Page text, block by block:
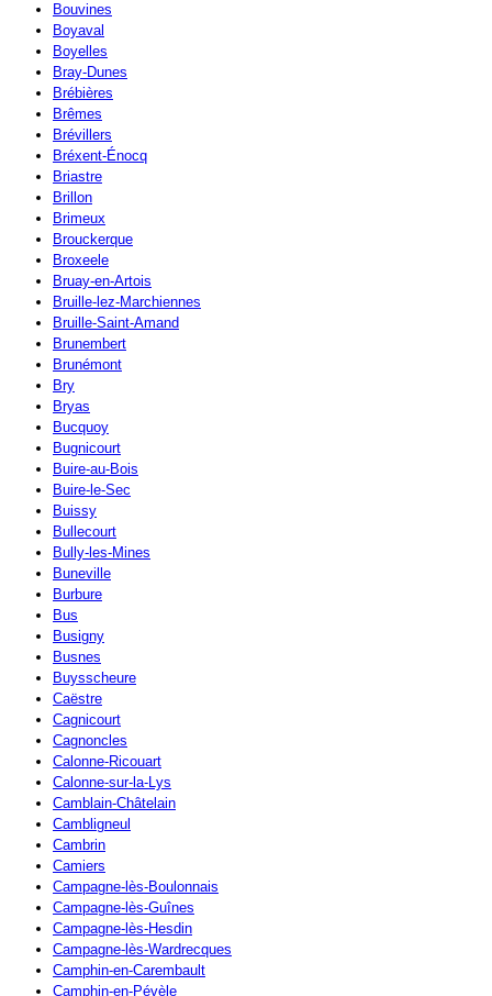
Bouvines
Boyaval
Boyelles
Bray-Dunes
Brébières
Brêmes
Brévillers
Bréxent-Énocq
Briastre
Brillon
Brimeux
Brouckerque
Broxeele
Bruay-en-Artois
Bruille-lez-Marchiennes
Bruille-Saint-Amand
Brunembert
Brunémont
Bry
Bryas
Bucquoy
Bugnicourt
Buire-au-Bois
Buire-le-Sec
Buissy
Bullecourt
Bully-les-Mines
Buneville
Burbure
Bus
Busigny
Busnes
Buysscheure
Caëstre
Cagnicourt
Cagnoncles
Calonne-Ricouart
Calonne-sur-la-Lys
Camblain-Châtelain
Cambligneul
Cambrin
Camiers
Campagne-lès-Boulonnais
Campagne-lès-Guînes
Campagne-lès-Hesdin
Campagne-lès-Wardrecques
Camphin-en-Carembault
Camphin-en-Pévèle